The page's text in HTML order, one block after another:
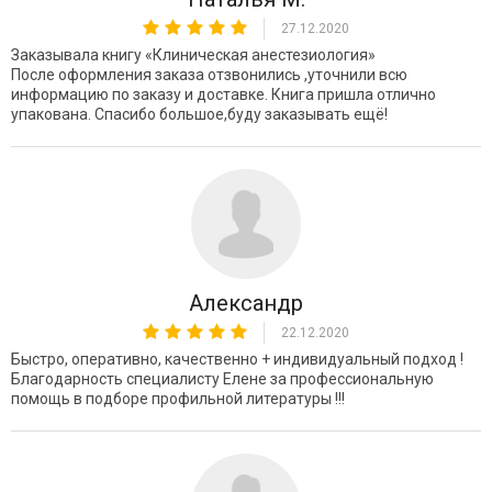
27.12.2020
Заказывала книгу «Клиническая анестезиология»
После оформления заказа отзвонились ,уточнили всю
информацию по заказу и доставке. Книга пришла отлично
упакована. Спасибо большое,буду заказывать ещё!
Александр
22.12.2020
Быстро, оперативно, качественно + индивидуальный подход !
Благодарность специалисту Елене за профессиональную
помощь в подборе профильной литературы !!!